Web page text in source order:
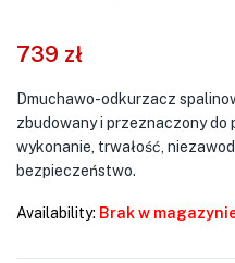
739 zł
Dmuchawo-odkurzacz
zbudowany i przeznaczony
wykonanie, trwałość,
bezpieczeństwo.
Availability: Brak w